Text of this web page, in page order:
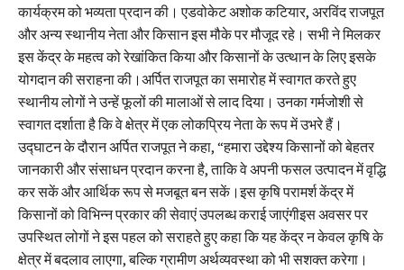
कार्यक्रम को भव्यता प्रदान की। एडवोकेट अशोक कटियार, अरविंद राजपूत
और अन्य स्थानीय नेता और किसान इस मौके पर मौजूद रहे। सभी ने मिलकर
इस केंद्र के महत्व को रेखांकित किया और किसानों के उत्थान के लिए इसके
योगदान की सराहना की।अर्पित राजपूत का समारोह में स्वागत करते हुए
स्थानीय लोगों ने उन्हें फूलों की मालाओं से लाद दिया। उनका गर्मजोशी से
स्वागत दर्शाता है कि वे क्षेत्र में एक लोकप्रिय नेता के रूप में उभरे हैं।
उद्घाटन के दौरान अर्पित राजपूत ने कहा, “हमारा उद्देश्य किसानों को बेहतर
जानकारी और संसाधन प्रदान करना है, ताकि वे अपनी फसल उत्पादन में वृद्धि
कर सकें और आर्थिक रूप से मजबूत बन सकें।इस कृषि परामर्श केंद्र में
किसानों को विभिन्न प्रकार की सेवाएं उपलब्ध कराई जाएंगीइस अवसर पर
उपस्थित लोगों ने इस पहल को सराहते हुए कहा कि यह केंद्र न केवल कृषि के
क्षेत्र में बदलाव लाएगा, बल्कि ग्रामीण अर्थव्यवस्था को भी सशक्त करेगा।